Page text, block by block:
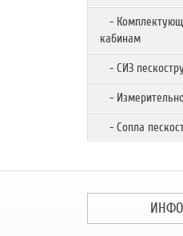
-
кабинам
- СИЗ
-
- Сопла